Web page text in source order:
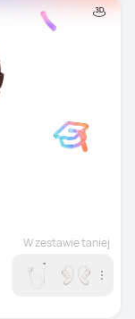
W zestawie taniej